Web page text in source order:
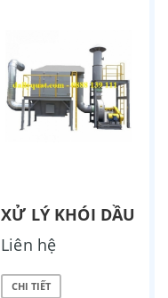
XỬ LÝ KHÓI DẦU
Liên hệ
CHI TIẾT